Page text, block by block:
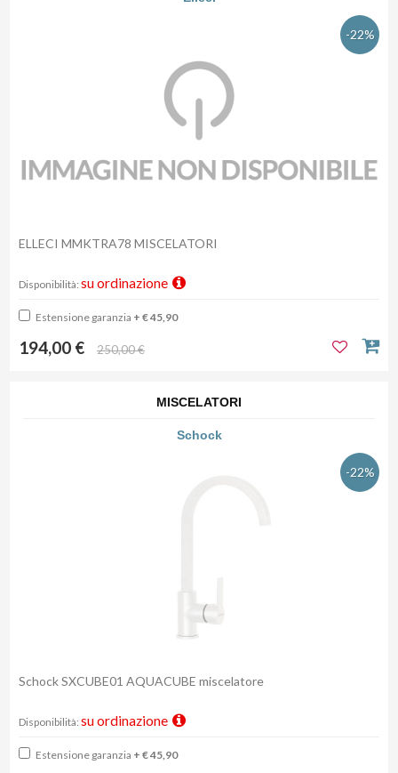
-22%
ELLECI MMKTRA78 MISCELATORI
Disponibilità: su ordinazione
Estensione garanzia + € 45,90
194,00 € 250,00 €
MISCELATORI
Schock
-22%
Schock SXCUBE01 AQUACUBE miscelatore
Disponibilità: su ordinazione
Estensione garanzia + € 45,90